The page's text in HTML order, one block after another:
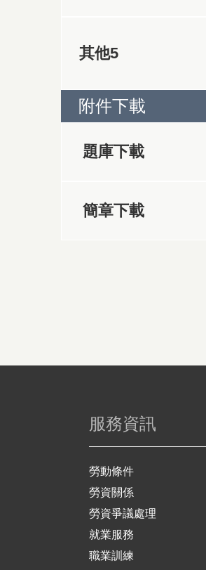
其他5
附件下載
題庫下載
簡章下載
服務資訊
勞動條件
勞資關係
勞資爭議處理
就業服務
職業訓練